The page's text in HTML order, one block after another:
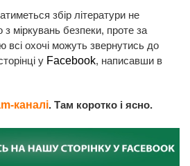
збір літератури не
міркувань безпеки, проте за
всі охочі можуть звернутись до
у Facebook, написавши в
каналі. Там коротко і ясно.